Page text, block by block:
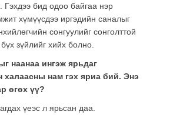
Гэхдээ бид одоо байгаа нэр
хүмүүсдээ иргэдийн саналыг
сонгуулийг сонголттой
зүйлийг хийх болно.
наанаа ингэж ярьдаг
халаасны нам гэх яриа бий. Энэ
өгөх үү?
үеэс л ярьсан даа.